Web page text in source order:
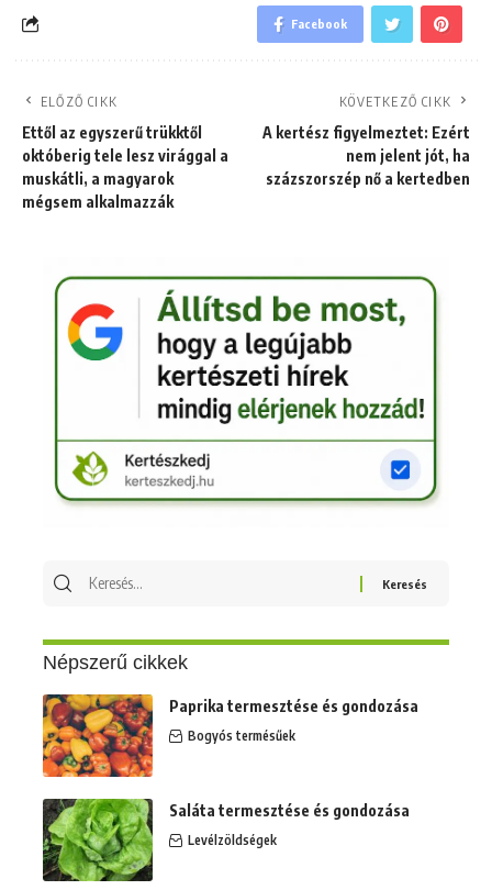
Facebook
ELŐZŐ CIKK
Ettől az egyszerű trükktől
októberig tele lesz virággal a
muskátli, a magyarok
mégsem alkalmazzák
KÖVETKEZŐ CIKK
A kertész figyelmeztet: Ezért
nem jelent jót, ha
százszorszép nő a kertedben
Keresés
Népszerű cikkek
Paprika termesztése és gondozása
Bogyós termésűek
Saláta termesztése és gondozása
Levélzöldségek